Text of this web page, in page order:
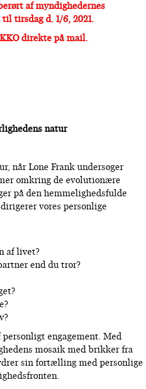
af myndighedernes
tirsdag d. 1/6, 2021.
direkte på mail.
natur
når Lone Frank undersøger
omkring de evolutionære
på den hemmelighedsfulde
vores personlige
af livet?
end du tror?
engagement. Med
mosaik med brikker fra
sin fortælling med personlige